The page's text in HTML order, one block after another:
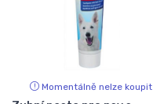
Momentálně nelze koupit